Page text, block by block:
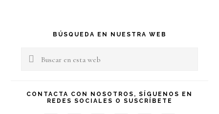
Barra
lateral
BÚSQUEDA EN NUESTRA WEB
Buscar
esta
CONTACTA CON NOSOTROS, SÍGUENOS EN
REDES SOCIALES O SUSCRÍBETE